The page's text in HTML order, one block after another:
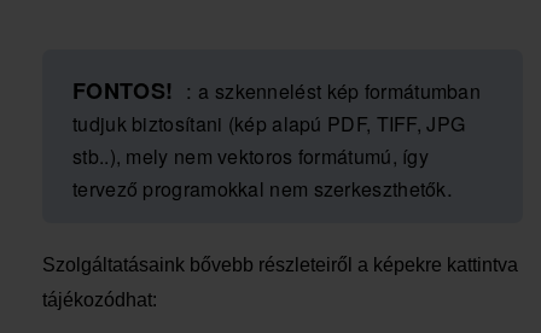
FONTOS! : a szkennelést kép formátumban
tudjuk biztosítani (kép alapú PDF, TIFF, JPG
stb..), mely nem vektoros formátumú, így
tervező programokkal nem szerkeszthetők.
Szolgáltatásaink bővebb részleteiről a képekre kattintva
tájékozódhat: